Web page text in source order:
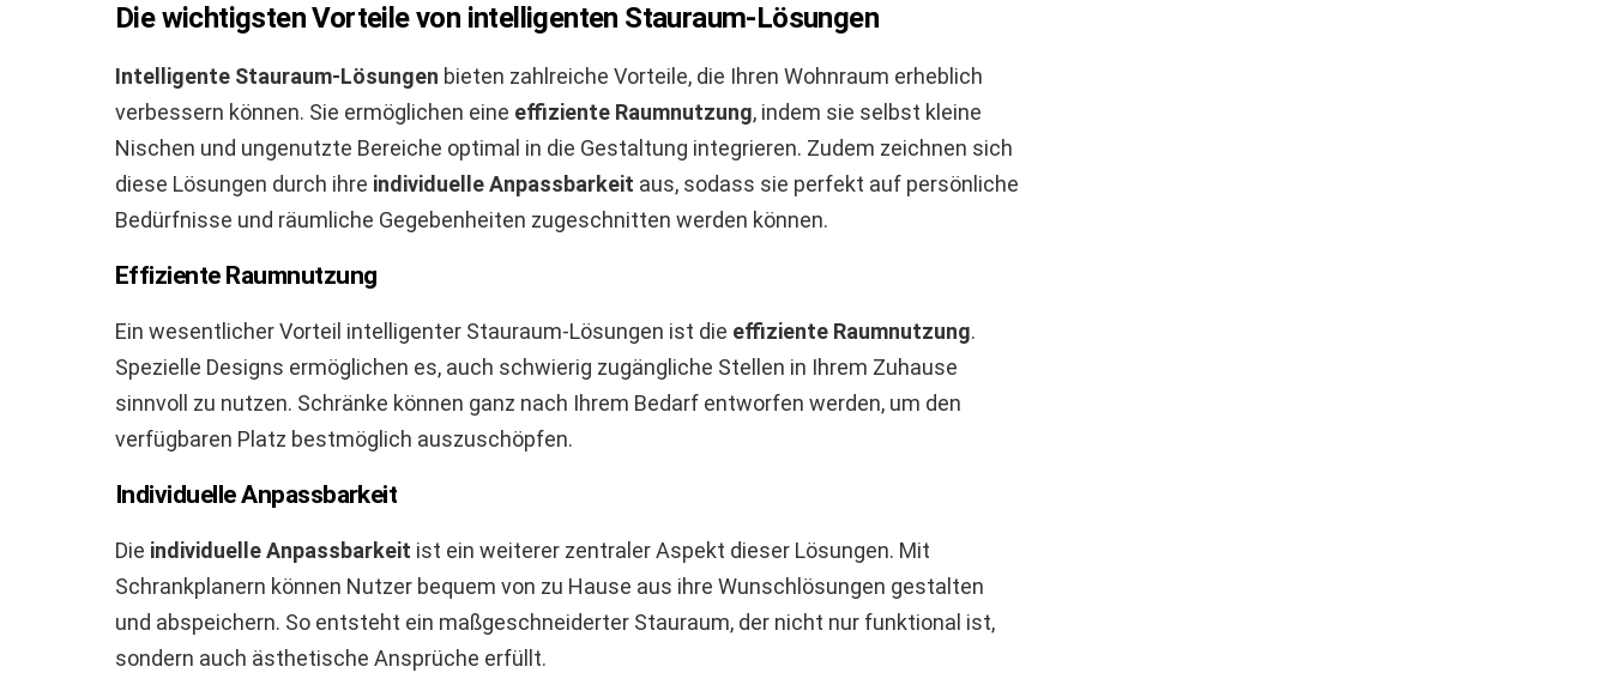
Die wichtigsten Vorteile von intelligenten Stauraum-Lösungen
Intelligente Stauraum-Lösungen bieten zahlreiche Vorteile, die Ihren Wohnraum erheblich
verbessern können. Sie ermöglichen eine effiziente Raumnutzung, indem sie selbst kleine
Nischen und ungenutzte Bereiche optimal in die Gestaltung integrieren. Zudem zeichnen sich
diese Lösungen durch ihre individuelle Anpassbarkeit aus, sodass sie perfekt auf persönliche
Bedürfnisse und räumliche Gegebenheiten zugeschnitten werden können.
Effiziente Raumnutzung
Ein wesentlicher Vorteil intelligenter Stauraum-Lösungen ist die effiziente Raumnutzung.
Spezielle Designs ermöglichen es, auch schwierig zugängliche Stellen in Ihrem Zuhause
sinnvoll zu nutzen. Schränke können ganz nach Ihrem Bedarf entworfen werden, um den
verfügbaren Platz bestmöglich auszuschöpfen.
Individuelle Anpassbarkeit
Die individuelle Anpassbarkeit ist ein weiterer zentraler Aspekt dieser Lösungen. Mit
Schrankplanern können Nutzer bequem von zu Hause aus ihre Wunschlösungen gestalten
und abspeichern. So entsteht ein maßgeschneiderter Stauraum, der nicht nur funktional ist,
sondern auch ästhetische Ansprüche erfüllt.